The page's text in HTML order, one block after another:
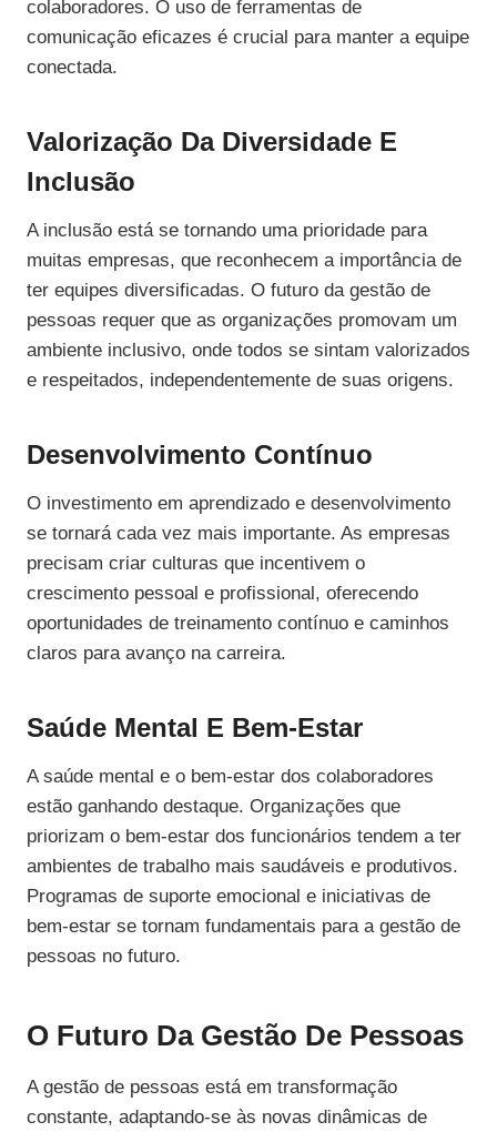
colaboradores. O uso de ferramentas de
comunicação eficazes é crucial para manter a equipe
conectada.
Valorização Da Diversidade E
Inclusão
A inclusão está se tornando uma prioridade para
muitas empresas, que reconhecem a importância de
ter equipes diversificadas. O futuro da gestão de
pessoas requer que as organizações promovam um
ambiente inclusivo, onde todos se sintam valorizados
e respeitados, independentemente de suas origens.
Desenvolvimento Contínuo
O investimento em aprendizado e desenvolvimento
se tornará cada vez mais importante. As empresas
precisam criar culturas que incentivem o
crescimento pessoal e profissional, oferecendo
oportunidades de treinamento contínuo e caminhos
claros para avanço na carreira.
Saúde Mental E Bem-Estar
A saúde mental e o bem-estar dos colaboradores
estão ganhando destaque. Organizações que
priorizam o bem-estar dos funcionários tendem a ter
ambientes de trabalho mais saudáveis e produtivos.
Programas de suporte emocional e iniciativas de
bem-estar se tornam fundamentais para a gestão de
pessoas no futuro.
O Futuro Da Gestão De Pessoas
A gestão de pessoas está em transformação
constante, adaptando-se às novas dinâmicas de